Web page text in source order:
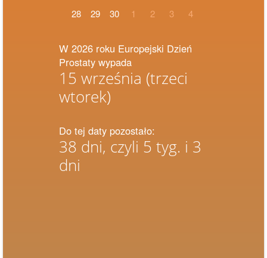
28
29 30 1 2 3 4
W 2026 roku Europejski Dzień
Prostaty wypada
15 września (trzeci
wtorek)
Do tej daty pozostało:
38 dni, czyli 5 tyg. i 3
dni